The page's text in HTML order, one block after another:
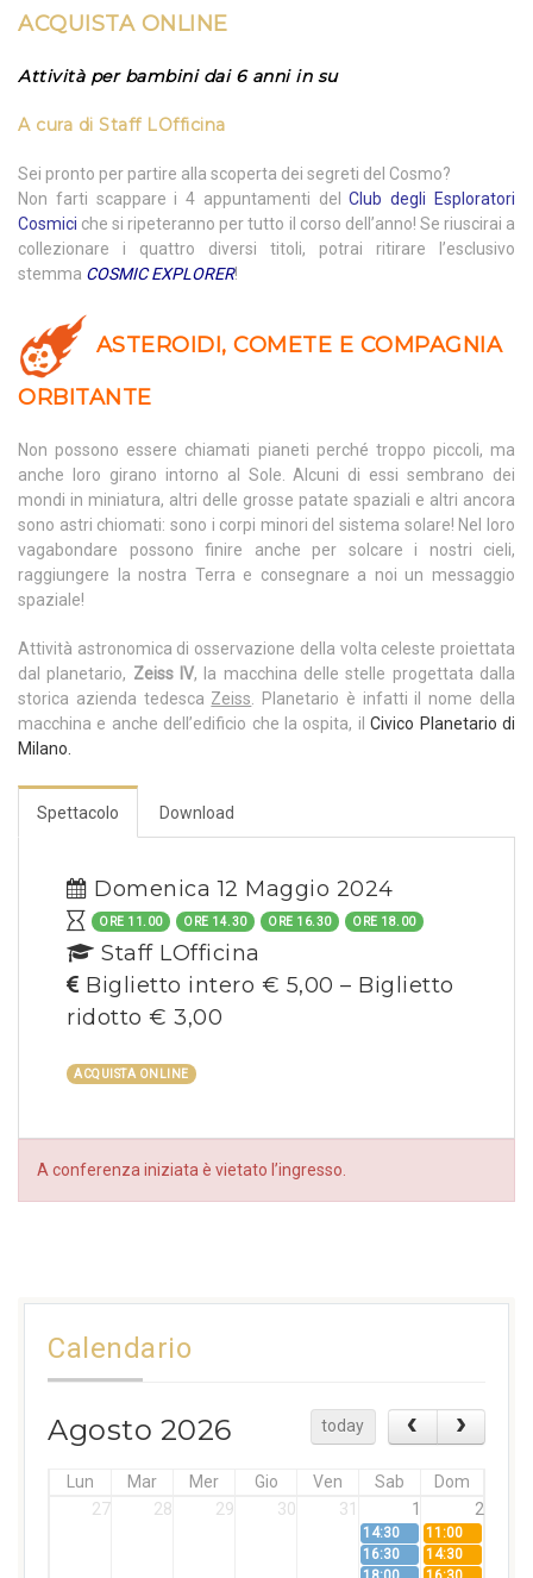
ACQUISTA ONLINE
Attività per bambini dai 6 anni in su
A cura di Staff LOfficina
Sei pronto per partire alla scoperta dei segreti del Cosmo?
Non farti scappare i 4 appuntamenti delClub degli Esploratori
Cosmici che si ripeteranno per tutto il corso dell’anno! Se riuscirai a
collezionare i quattro diversi titoli, potrai ritirare l’esclusivo
stemma COSMIC EXPLORER!
ASTEROIDI, COMETE E COMPAGNIA
ORBITANTE
Non possono essere chiamati pianeti perché troppo piccoli, ma
anche loro girano intorno al Sole. Alcuni di essi sembrano dei
mondi in miniatura, altri delle grosse patate spaziali e altri ancora
sono astri chiomati: sono i corpi minori del sistema solare! Nel loro
vagabondare possono finire anche per solcare i nostri cieli,
raggiungere la nostra Terra e consegnare a noi un messaggio
spaziale!
Attività astronomica di osservazione della volta celeste proiettata
dal planetario, Zeiss IV, la macchina delle stelle progettata dalla
storica azienda tedesca Zeiss. Planetario è infatti il nome della
macchina e anche dell’edificio che la ospita, il Civico Planetario di
Milano.
Spettacolo Download
Domenica 12 Maggio 2024
ORE 11.00 ORE 14.30 ORE 16.30 ORE 18.00
Staff LOfficina
Biglietto intero € 5,00 – Biglietto
ridotto € 3,00
ACQUISTA ONLINE
A conferenza iniziata è vietato l’ingresso.
Calendario
Agosto 2026 today
Lun Mar Mer Gio Ven Sab
Dom
27
28 29 30 31 1 2
14:30
11:00
16:30
14:30